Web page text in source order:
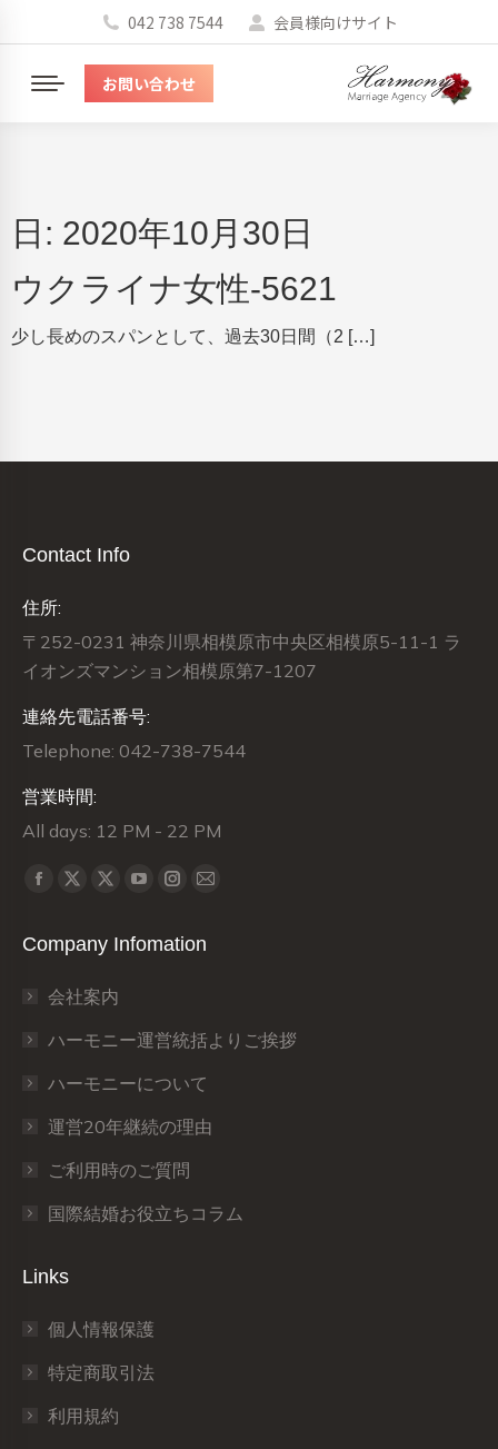
042 738 7544 会員様向けサイト
メ
お問い合わせ
日: 2020年10月30日
ウクライナ女性-5621
少し長めのスパンとして、過去30日間（2 […]
Contact Info
住所:
〒252-0231 神奈川県相模原市中央区相模原5-11-1 ラ
イオンズマンション相模原第7-1207
連絡先電話番号:
Telephone: 042-738-7544
営業時間:
All days: 12 PM - 22 PM
Find us on:
Facebook
opens
new
window
X
opens
new
window
X
opens
new
window
YouTube
opens
window
Instagram
opens
window
Mail
opens
window
Company Infomation
会社案内
ハーモニー運営統括よりご挨拶
ハーモニーについて
運営20年継続の理由
ご利用時のご質問
国際結婚お役立ちコラム
Links
個人情報保護
特定商取引法
利用規約